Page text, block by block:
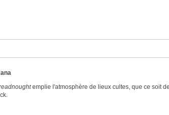
emplie l'atmosphère de lieux cultes, que ce soit